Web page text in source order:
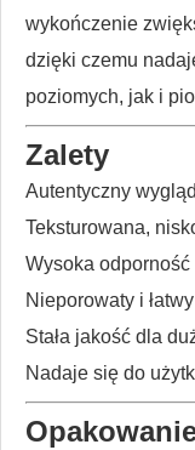
wykończenie
dzięki czemu
poziomych, jak i
Zalety
Autentyczny
Teksturowana,
Wysoka odporność
Nieporowaty i
Stała jakość dla
Nadaje się do